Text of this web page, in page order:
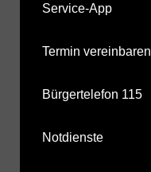
Service-App
Termin vereinbaren
Bürgertelefon 115
Notdienste